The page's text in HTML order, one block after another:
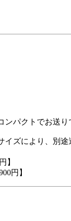
パクトでお送り
ズにより、別
】
円】